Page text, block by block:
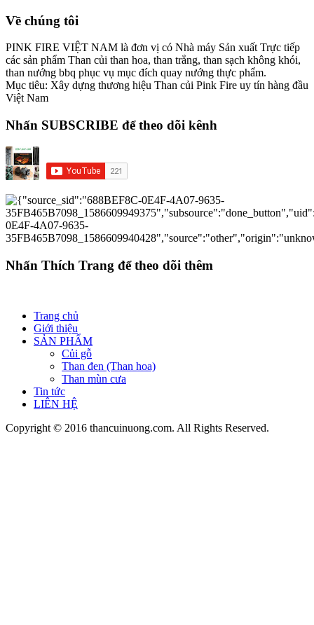
Về chúng tôi
PINK FIRE VIỆT NAM là đơn vị có Nhà máy Sản xuất Trực tiếp
các sản phẩm Than củi than hoa, than trắng, than sạch không khói,
than nướng bbq phục vụ mục đích quay nướng thực phẩm.
Mục tiêu: Xây dựng thương hiệu Than củi Pink Fire uy tín hàng đầu
Việt Nam
Nhấn SUBSCRIBE để theo dõi kênh
Nhấn Thích Trang để theo dõi thêm
Trang chủ
Giới thiệu
SẢN PHẨM
Củi gỗ
Than đen (Than hoa)
Than mùn cưa
Tin tức
LIÊN HỆ
Copyright © 2016 thancuinuong.com. All Rights Reserved.